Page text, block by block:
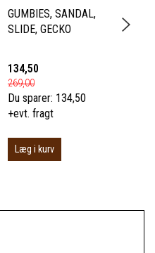
GUMBIES, SANDAL,
SLIDE, GECKO
134,50
269,00
Du sparer: 134,50
+evt. fragt
Læg i kurv